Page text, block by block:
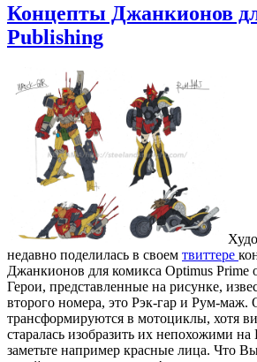
Концепты Джанкионов
Publishing
недавно поделилась в своем твиттере
Джанкионов для комикса Optimus Prime
Герои, представленные на рисунке,
второго номера, это Рэк-гар и Рум-
трансформируются в мотоциклы, хотя
старалась изобразить их непохожими
заметьте например красные лица. Что